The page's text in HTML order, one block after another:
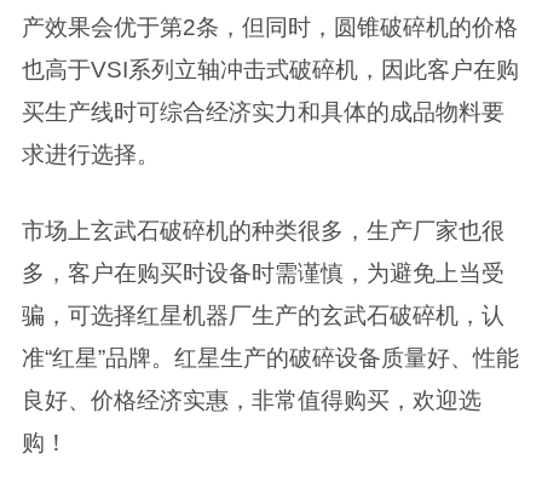
产效果会优于第2条，但同时，圆锥破碎机的价格
也高于VSI系列立轴冲击式破碎机，因此客户在购
买生产线时可综合经济实力和具体的成品物料要
求进行选择。
市场上玄武石破碎机的种类很多，生产厂家也很
多，客户在购买时设备时需谨慎，为避免上当受
骗，可选择红星机器厂生产的玄武石破碎机，认
准“红星”品牌。红星生产的破碎设备质量好、性能
良好、价格经济实惠，非常值得购买，欢迎选
购！